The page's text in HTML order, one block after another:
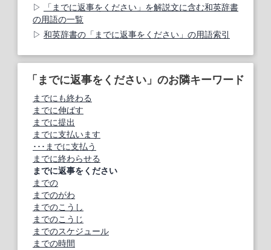
「までに返事をください」を解説文に含む和英辞書
の用語の一覧
和英辞書の「までに返事をください」の用語索引
「までに返事をください」のお隣キーワード
までにも終わる
までに伸ばす
までに提出
までに支払います
･･･までに支払う
までに終わらせる
までに返事をください
までの
までのがわ
までのこうし
までのこうじ
までのスケジュール
までの時間